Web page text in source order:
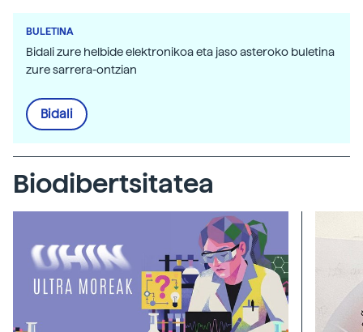
BULETINA
Bidali zure helbide elektronikoa eta jaso asteroko buletina
zure sarrera-ontzian
Bidali
Biodibertsitatea